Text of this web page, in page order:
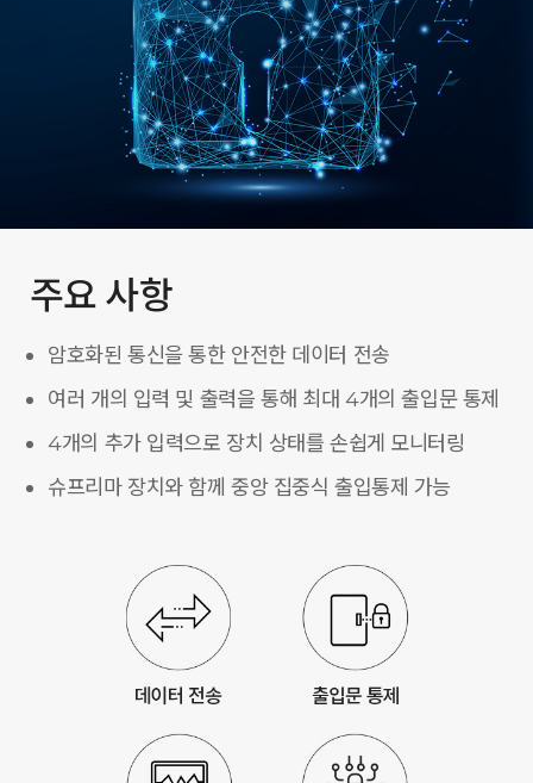
주요 사항
암호화된 통신을 통한 안전한 데이터 전송
여러 개의 입력 및 출력을 통해 최대 4개의 출입문 통제
4개의 추가 입력으로 장치 상태를 손쉽게 모니터링
슈프리마 장치와 함께 중앙 집중식 출입통제 가능